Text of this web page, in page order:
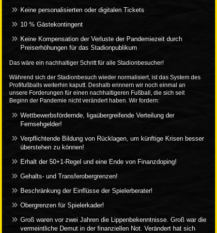
Keine personalisierten oder digitalen Tickets
10 % Gästekontingent
Keine Kompensation der Verluste der Pandemiezeit durch
Preiserhöhungen für das Stadionpublikum
Das wäre ein nachhaltiger Schritt für alle Stadionbesucher!
Während sich der Stadionbesuch wieder normalisiert, ist das System des
Profifußballs weiterhin kaputt. Deshalb erinnern wir noch einmal an
unsere Forderungen für einen nachhaltigeren Fußball, die sich seit
Beginn der Pandemie nicht verändert haben. Wir fordern:
Wettbewerbsfördernde, ligaübergreifende Verteilung der
Fernsehgelder!
Verpflichtende Bildung von Rücklagen, um künftige Krisen besser
überstehen zu können!
Erhalt der 50+1-Regel und eine Ende von Finanzdoping!
Gehalts- und Transferobergrenzen!
Beschränkung der Einflüsse der Spielerberater!
Obergrenzen für Spielerkader!
Groß waren vor zwei Jahren die Lippenbekenntnisse. Groß war die
vermeintliche Demut in der finanziellen Not. Verändert hat sich